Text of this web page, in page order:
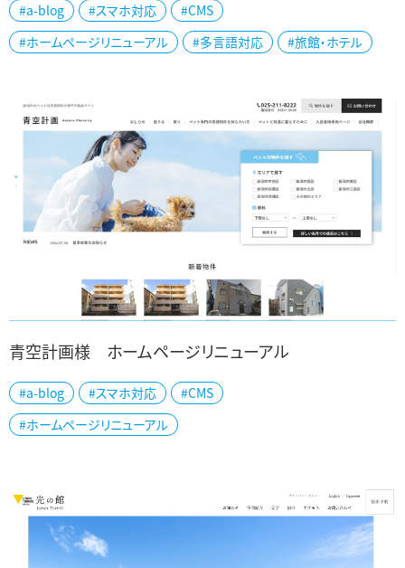
三条市の山里の一軒宿、「越後長野温泉 嵐渓荘」様のホームページ
をリニューアルしました。 国登録重要文化財の建物は創業のからの
#a-blog #スマホ対応
#CMS
#ホームページリニューアル
#多言語対応 #旅館・ホテル
新潟市でペット可賃貸物件の専門不動産を扱う青空計画様の公式ホ
ームページを制作しました。 賃貸であっても、大切なペットと一緒に
青空計画様 ホームページリニューアル
#a-blog #スマホ対応
#CMS
#ホームページリニューアル